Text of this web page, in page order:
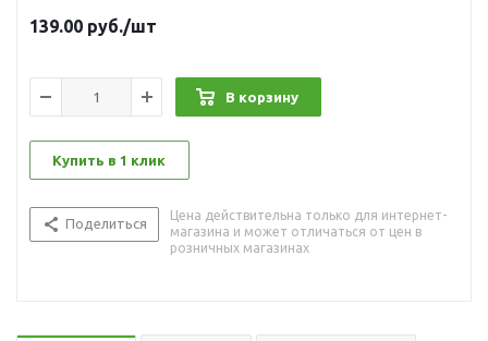
139.00 руб./шт
В корзину
Купить в 1 клик
Поделиться
Цена действительна только для интернет-
магазина и может отличаться от цен в
розничных магазинах